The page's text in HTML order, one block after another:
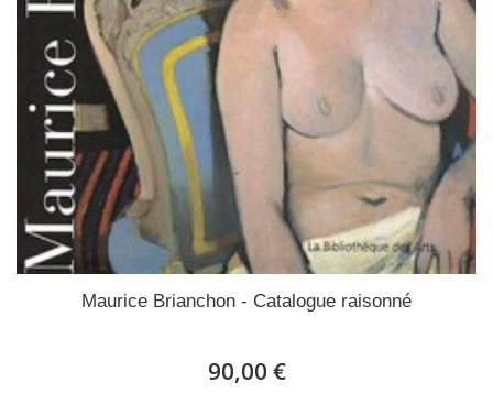
Maurice Brianchon - Catalogue raisonné
90,00 €